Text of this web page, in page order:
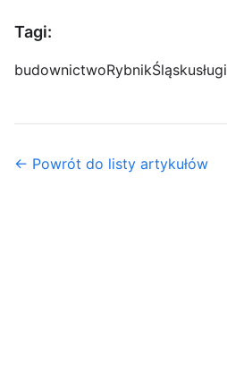
Tagi:
budownictwoRybnikŚląskusługi
← Powrót do listy artykułów